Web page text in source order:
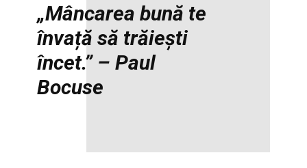
„Mâncarea bună te
învață să trăiești
încet.” – Paul
Bocuse